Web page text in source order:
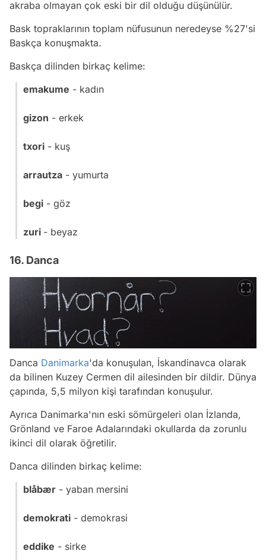
akraba olmayan çok eski bir dil olduğu düşünülür.
Bask topraklarının toplam nüfusunun neredeyse %27'si
Baskça konuşmakta.
Baskça dilinden birkaç kelime:
emakume - kadın
gizon - erkek
txori - kuş
arrautza - yumurta
begi - göz
zuri - beyaz
16. Danca
Danca Danimarka'da konuşulan, İskandinavca olarak
da bilinen Kuzey Cermen dil ailesinden bir dildir. Dünya
çapında, 5,5 milyon kişi tarafından konuşulur.
Ayrıca Danimarka'nın eski sömürgeleri olan İzlanda,
Grönland ve Faroe Adalarındaki okullarda da zorunlu
ikinci dil olarak öğretilir.
Danca dilinden birkaç kelime:
blåbær - yaban mersini
demokrati - demokrasi
eddike - sirke